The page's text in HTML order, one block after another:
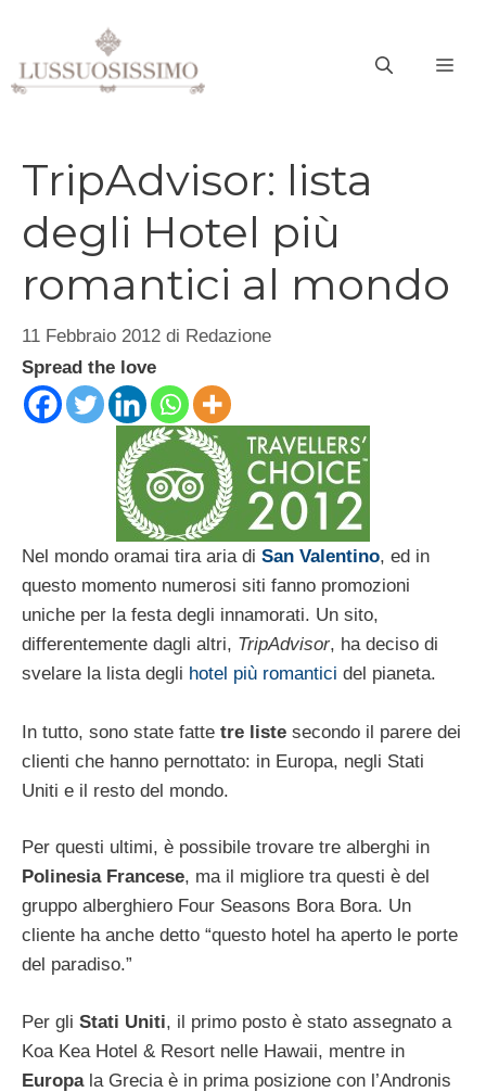
contenuto
TripAdvisor: lista
degli Hotel più
romantici al mondo
11 Febbraio 2012 di Redazione
Spread the love
Nel mondo oramai tira aria di San Valentino, ed in
questo momento numerosi siti fanno promozioni
uniche per la festa degli innamorati. Un sito,
differentemente dagli altri, TripAdvisor, ha deciso di
svelare la lista degli hotel più romantici del pianeta.
In tutto, sono state fatte tre liste secondo il parere dei
clienti che hanno pernottato: in Europa, negli Stati
Uniti e il resto del mondo.
Per questi ultimi, è possibile trovare tre alberghi in
Polinesia Francese, ma il migliore tra questi è del
gruppo alberghiero Four Seasons Bora Bora. Un
cliente ha anche detto “questo hotel ha aperto le porte
del paradiso.”
Per gli Stati Uniti, il primo posto è stato assegnato a
Koa Kea Hotel & Resort nelle Hawaii, mentre in
Europa la Grecia è in prima posizione con l’Andronis